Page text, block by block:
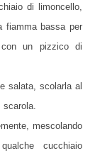
di limoncello,
fiamma bassa per
un pizzico di
salata, scolarla al
scarola.
mescolando
cucchiaio